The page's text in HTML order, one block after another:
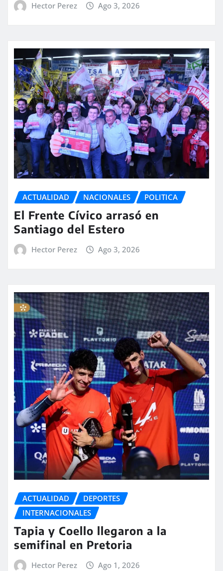
Hector Perez Ago 3, 2026
ACTUALIDAD NACIONALES POLITICA
El Frente Cívico arrasó en
Santiago del Estero
Hector Perez Ago 3, 2026
ACTUALIDAD
DEPORTES
INTERNACIONALES
Tapia y Coello llegaron a la
semifinal en Pretoria
Hector Perez Ago 1, 2026